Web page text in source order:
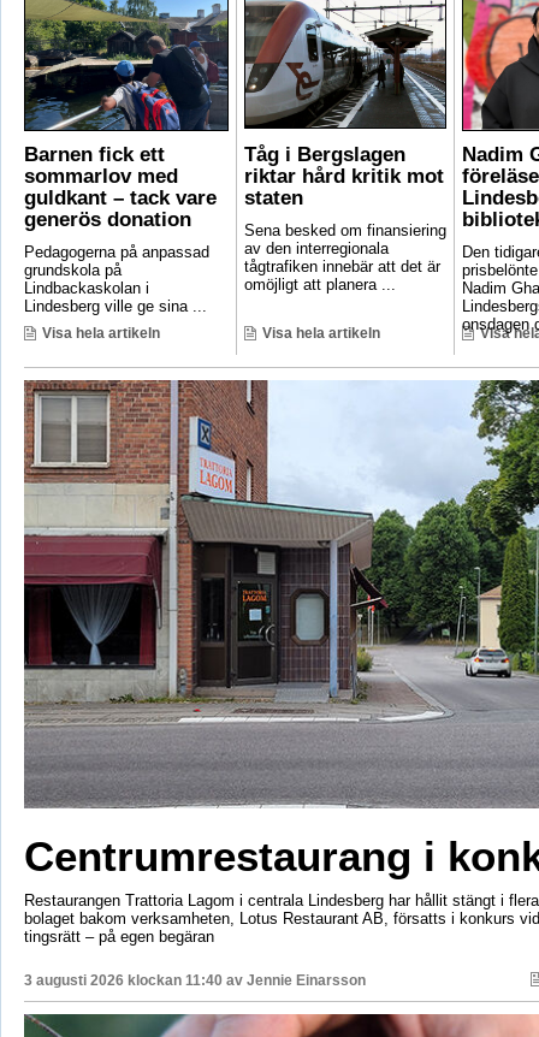
Barnen fick ett
sommarlov med
guldkant – tack vare
generös donation
Pedagogerna på anpassad
grundskola på
Lindbackaskolan i
Lindesberg ville ge sina ...
Visa hela artikeln
Tåg i Bergslagen
riktar hård kritik mot
staten
Sena besked om finansiering
av den interregionala
tågtrafiken innebär att det är
omöjligt att planera ...
Visa hela artikeln
Nadim
Den
Nadim
onsdagen
Visa
Centrumrestaurang i
Restaurangen Trattoria Lagom i centrala Lindesberg har hållit stängt i
bolaget bakom verksamheten, Lotus Restaurant AB, försatts i konkurs
tingsrätt – på egen begäran
3 augusti 2026 klockan 11:40 av Jennie Einarsson